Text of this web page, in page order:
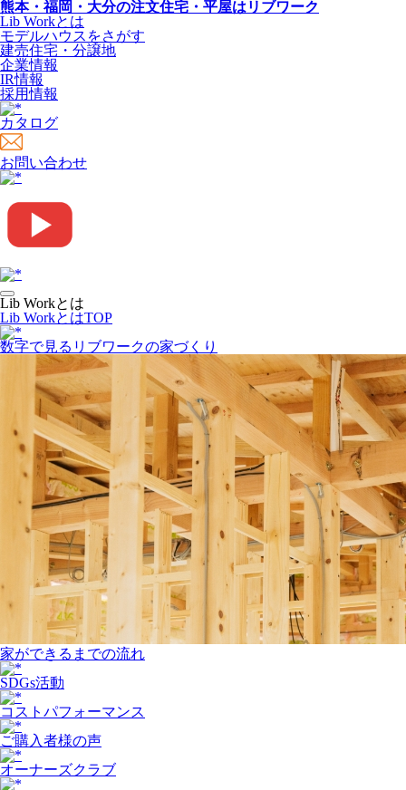
熊本・福岡・大分の注文住宅・平屋はリブワーク
Lib Workとは
モデルハウスをさがす
建売住宅・分譲地
企業情報
IR情報
採用情報
カタログ
お問い合わせ
Lib Workとは
Lib WorkとはTOP
数字で⾒るリブワークの家づくり
家ができるまでの流れ
SDGs活動
コストパフォーマンス
ご購入者様の声
オーナーズクラブ